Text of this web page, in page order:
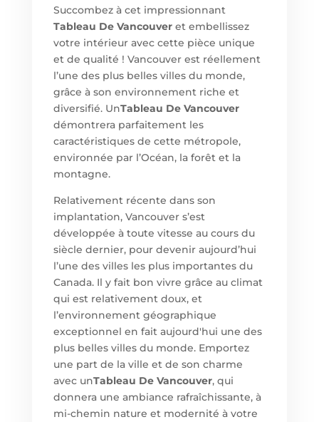
Succombez à cet impressionnant
Tableau De Vancouveret embellissez
votre intérieur avec cette pièce unique
et de qualité ! Vancouver est réellement
l’une des plus belles villes du monde,
grâce à son environnement riche et
diversifié. UnTableau De Vancouver
démontrera parfaitement les
caractéristiques de cette métropole,
environnée par l’Océan, la forêt et la
montagne.
Relativement récente dans son
implantation, Vancouver s’est
développée à toute vitesse au cours du
siècle dernier, pour devenir aujourd’hui
l’une des villes les plus importantes du
Canada. Il y fait bon vivre grâce au climat
qui est relativement doux, et
l’environnement géographique
exceptionnel en fait aujourd'hui une des
plus belles villes du monde. Emportez
une part de la ville et de son charme
avec unTableau De Vancouver, qui
donnera une ambiance rafraîchissante, à
mi-chemin nature et modernité à votre